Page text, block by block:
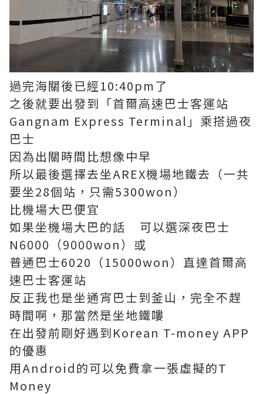
過完海關後已經10:40pm了
之後就要出發到「首爾高速巴士客運站
Gangnam Express Terminal」乘搭過夜
巴士
因為出關時間比想像中早
所以最後選擇去坐AREX機場地鐵去（一共
要坐28個站，只需5300won）
比機場大巴便宜
如果坐機場大巴的話 可以選深夜巴士
N6000（9000won）或
普通巴士6020（15000won）直達首爾高
速巴士客運站
反正我也是坐通宵巴士到釜山，完全不趕
時間啊，那當然是坐地鐵嘍
在出發前剛好遇到Korean T-money APP
的優惠
用Android的可以免費拿一張虛擬的T
Money